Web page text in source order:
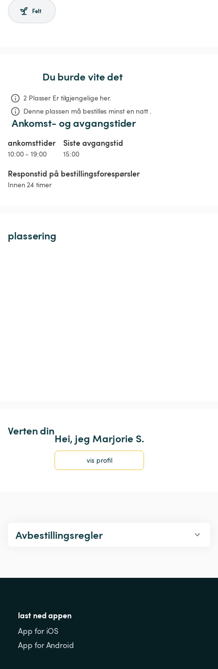
Felt
Du burde vite det
2 Plasser Er tilgjengelige her.
Denne plassen må bestilles minst en natt .
Ankomst- og avgangstider
ankomsttider
10:00 - 19:00
Siste avgangstid
15:00
Responstid på bestillingsforespørsler
Innen 24 timer
plassering
Verten din
Hei, jeg Marjorie S.
vis profil
Avbestillingsregler
last ned appen
App for iOS
App for Android